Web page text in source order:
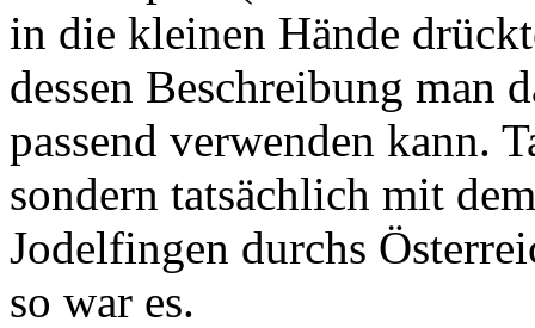
in die kleinen Hände
dessen Beschreibung man
passend verwenden kann.
sondern tatsächlich mit
Jodelfingen durchs
so war es.